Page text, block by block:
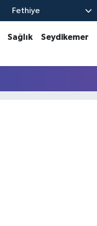
Fethiye
Sağlık Seydikemer